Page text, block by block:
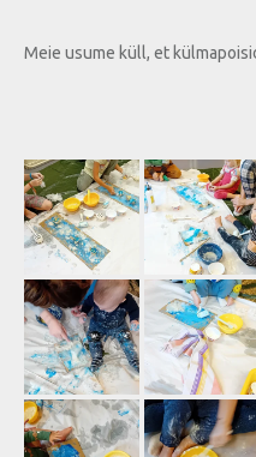
Meie usume küll, et